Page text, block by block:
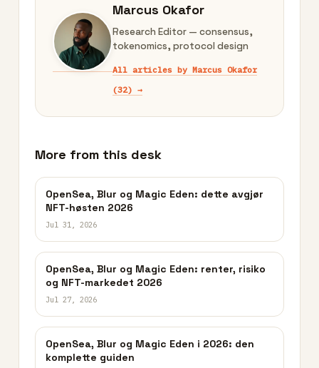
Marcus Okafor
Research Editor — consensus,
tokenomics, protocol design
All articles by Marcus Okafor
(32) →
More from this desk
OpenSea, Blur og Magic Eden: dette avgjør
NFT-høsten 2026
Jul 31, 2026
OpenSea, Blur og Magic Eden: renter, risiko
og NFT-markedet 2026
Jul 27, 2026
OpenSea, Blur og Magic Eden i 2026: den
komplette guiden